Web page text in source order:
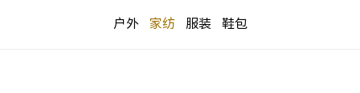
户外 家纺 服装 鞋包